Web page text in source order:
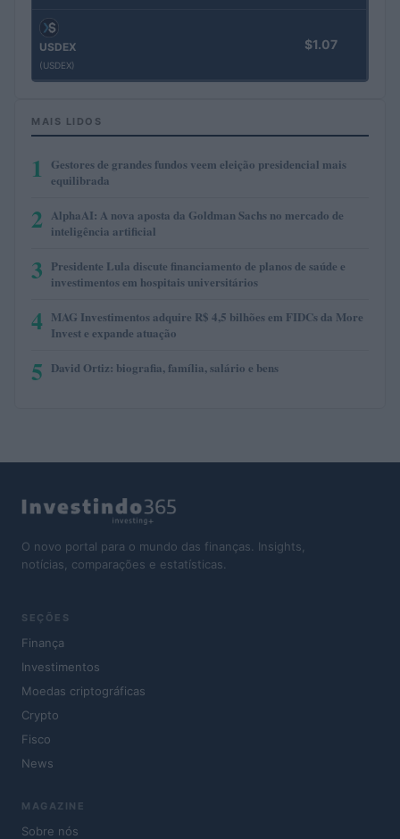
USDEX
(USDEX)
$1.07
MAIS LIDOS
1
Gestores de grandes fundos veem eleição presidencial mais
equilibrada
2 AlphaAI: A nova aposta da Goldman Sachs no mercado de
inteligência artificial
3 Presidente Lula discute financiamento de planos de saúde e
investimentos em hospitais universitários
4 MAG Investimentos adquire R$ 4,5 bilhões em FIDCs da More
Invest e expande atuação
5 David Ortiz: biografia, família, salário e bens
O novo portal para o mundo das finanças. Insights,
notícias, comparações e estatísticas.
SEÇÕES
Finança
Investimentos
Moedas criptográficas
Crypto
Fisco
News
MAGAZINE
Sobre nós